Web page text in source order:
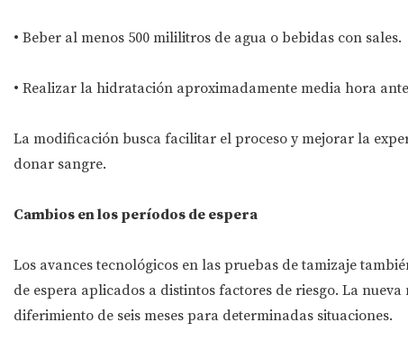
• Beber al menos 500 mililitros de agua o bebidas con sales.
• Realizar la hidratación aproximadamente media hora
La modificación busca facilitar el proceso y mejorar la
donar sangre.
Cambios en los períodos de espera
Los avances tecnológicos en las pruebas de tamizaje
de espera aplicados a distintos factores de riesgo. La
diferimiento de seis meses para determinadas situaciones.